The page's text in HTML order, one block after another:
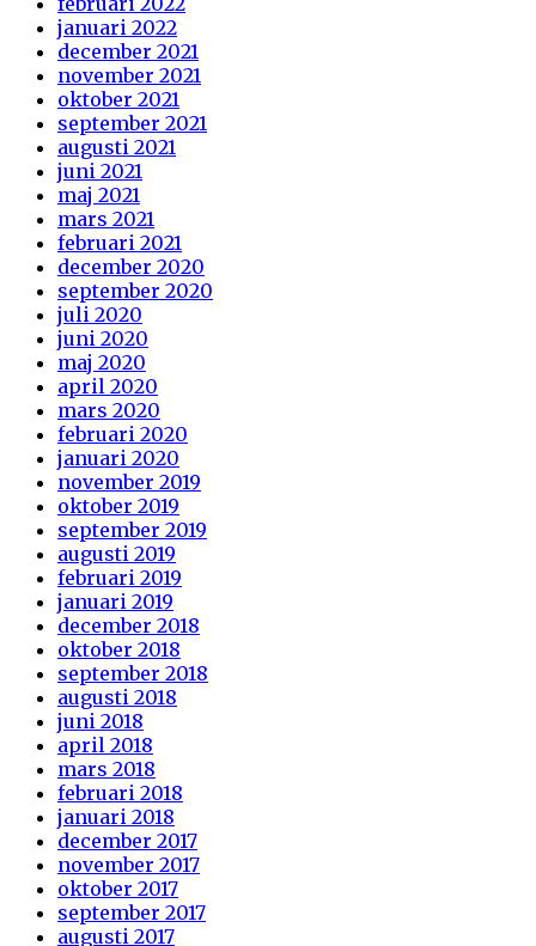
januari 2022
december 2021
november 2021
oktober 2021
september 2021
augusti 2021
juni 2021
maj 2021
mars 2021
februari 2021
december 2020
september 2020
juli 2020
juni 2020
maj 2020
april 2020
mars 2020
februari 2020
januari 2020
november 2019
oktober 2019
september 2019
augusti 2019
februari 2019
januari 2019
december 2018
oktober 2018
september 2018
augusti 2018
juni 2018
april 2018
mars 2018
februari 2018
januari 2018
december 2017
november 2017
oktober 2017
september 2017
augusti 2017